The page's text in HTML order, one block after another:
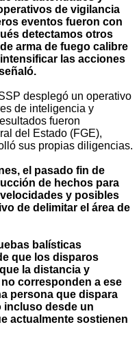
de vigilancia
eventos fueron con
detectamos otros
arma de fuego calibre
las acciones
desplegó un operativo
de inteligencia y
fueron
del Estado (FGE),
sus propias diligencias.
el pasado fin de
de hechos para
y posibles
de delimitar el área de
balísticas
que los disparos
la distancia y
corresponden a ese
persona que dispara
incluso desde un
actualmente sostienen